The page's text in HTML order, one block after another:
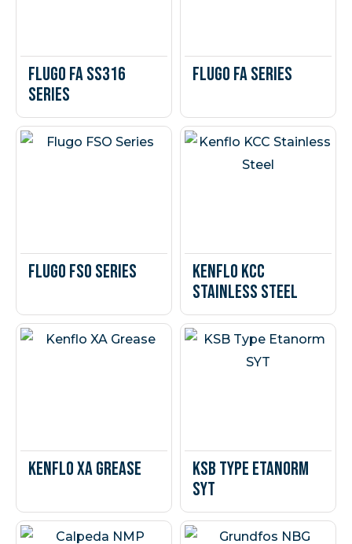
Flugo FA SS316
Series
Flugo FA Series
Flugo FSO Series
Kenflo KCC
Stainless Steel
Kenflo XA Grease
KSB Type Etanorm
SYT